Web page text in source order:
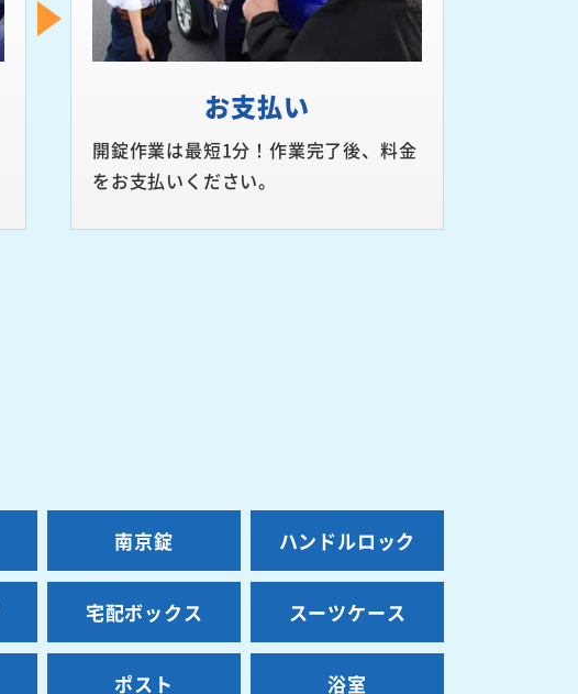
お支払い
開錠作業は最短1分！作業完了後、料金
をお支払いください。
南京錠 ハンドルロック
宅配ボックス スーツケース
ポスト 浴室